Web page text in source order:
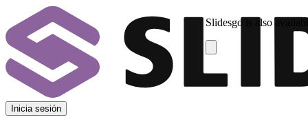
Slidesgo is also
Inicia sesión